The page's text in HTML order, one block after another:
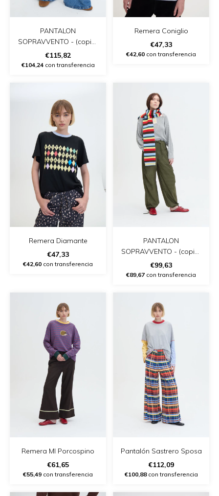
PANTALON
SOPRAVVENTO - (copia)
- (copia)
€115,82
€104,24con transferencia
Remera Coniglio
€47,33
€42,60 con transferencia
Remera Diamante
€47,33
€42,60 con transferencia
PANTALON
SOPRAVVENTO - (copia)
- (copia) - (copia)
€99,63
€89,67 con transferencia
Remera Ml Porcospino
€61,65
€55,49 con transferencia
Pantalón Sastrero Sposa
€112,09
€100,88con transferencia